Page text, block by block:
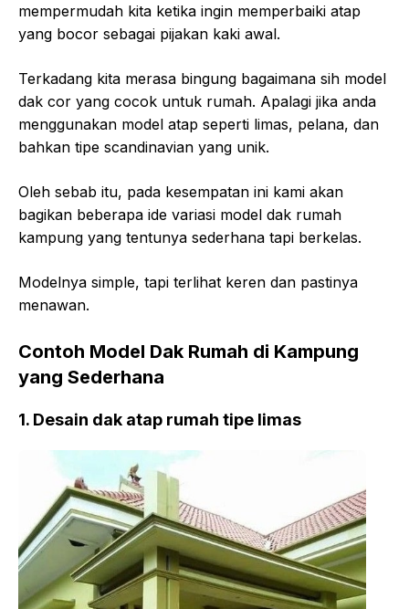
mempermudah kita ketika ingin memperbaiki atap
yang bocor sebagai pijakan kaki awal.
Terkadang kita merasa bingung bagaimana sih model
dak cor yang cocok untuk rumah. Apalagi jika anda
menggunakan model atap seperti limas, pelana, dan
bahkan tipe scandinavian yang unik.
Oleh sebab itu, pada kesempatan ini kami akan
bagikan beberapa ide variasi model dak rumah
kampung yang tentunya sederhana tapi berkelas.
Modelnya simple, tapi terlihat keren dan pastinya
menawan.
Contoh Model Dak Rumah di Kampung
yang Sederhana
1. Desain dak atap rumah tipe limas